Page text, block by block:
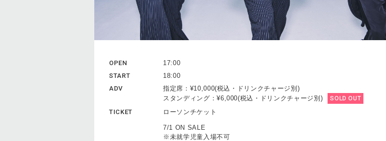
OPEN
17:00
START
18:00
ADV
指定席：¥10,000(税込・ドリンクチャージ別)
スタンディング：¥6,000(税込・ドリンクチャージ別)
SOLD OUT
TICKET ローソンチケット
7/1 ON SALE
※未就学児童入場不可